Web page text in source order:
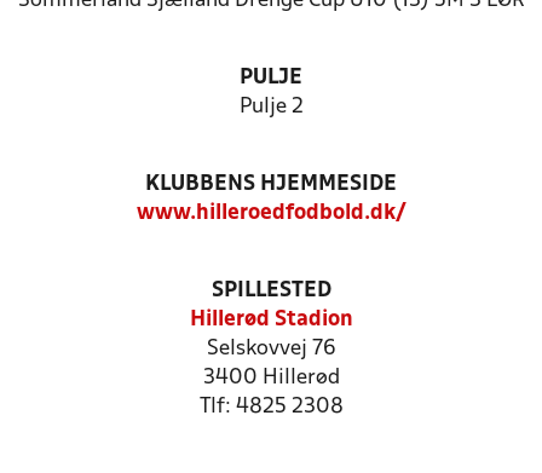
PULJE
Pulje 2
KLUBBENS HJEMMESIDE
www.hilleroedfodbold.dk/
SPILLESTED
Hillerød Stadion
Selskovvej 76
3400 Hillerød
Tlf: 4825 2308